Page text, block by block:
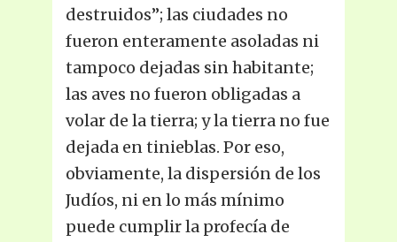
destruidos”; las ciudades no
fueron enteramente asoladas ni
tampoco dejadas sin habitante;
las aves no fueron obligadas a
volar de la tierra; y la tierra no fue
dejada en tinieblas. Por eso,
obviamente, la dispersión de los
Judíos, ni en lo más mínimo
puede cumplir la profecía de